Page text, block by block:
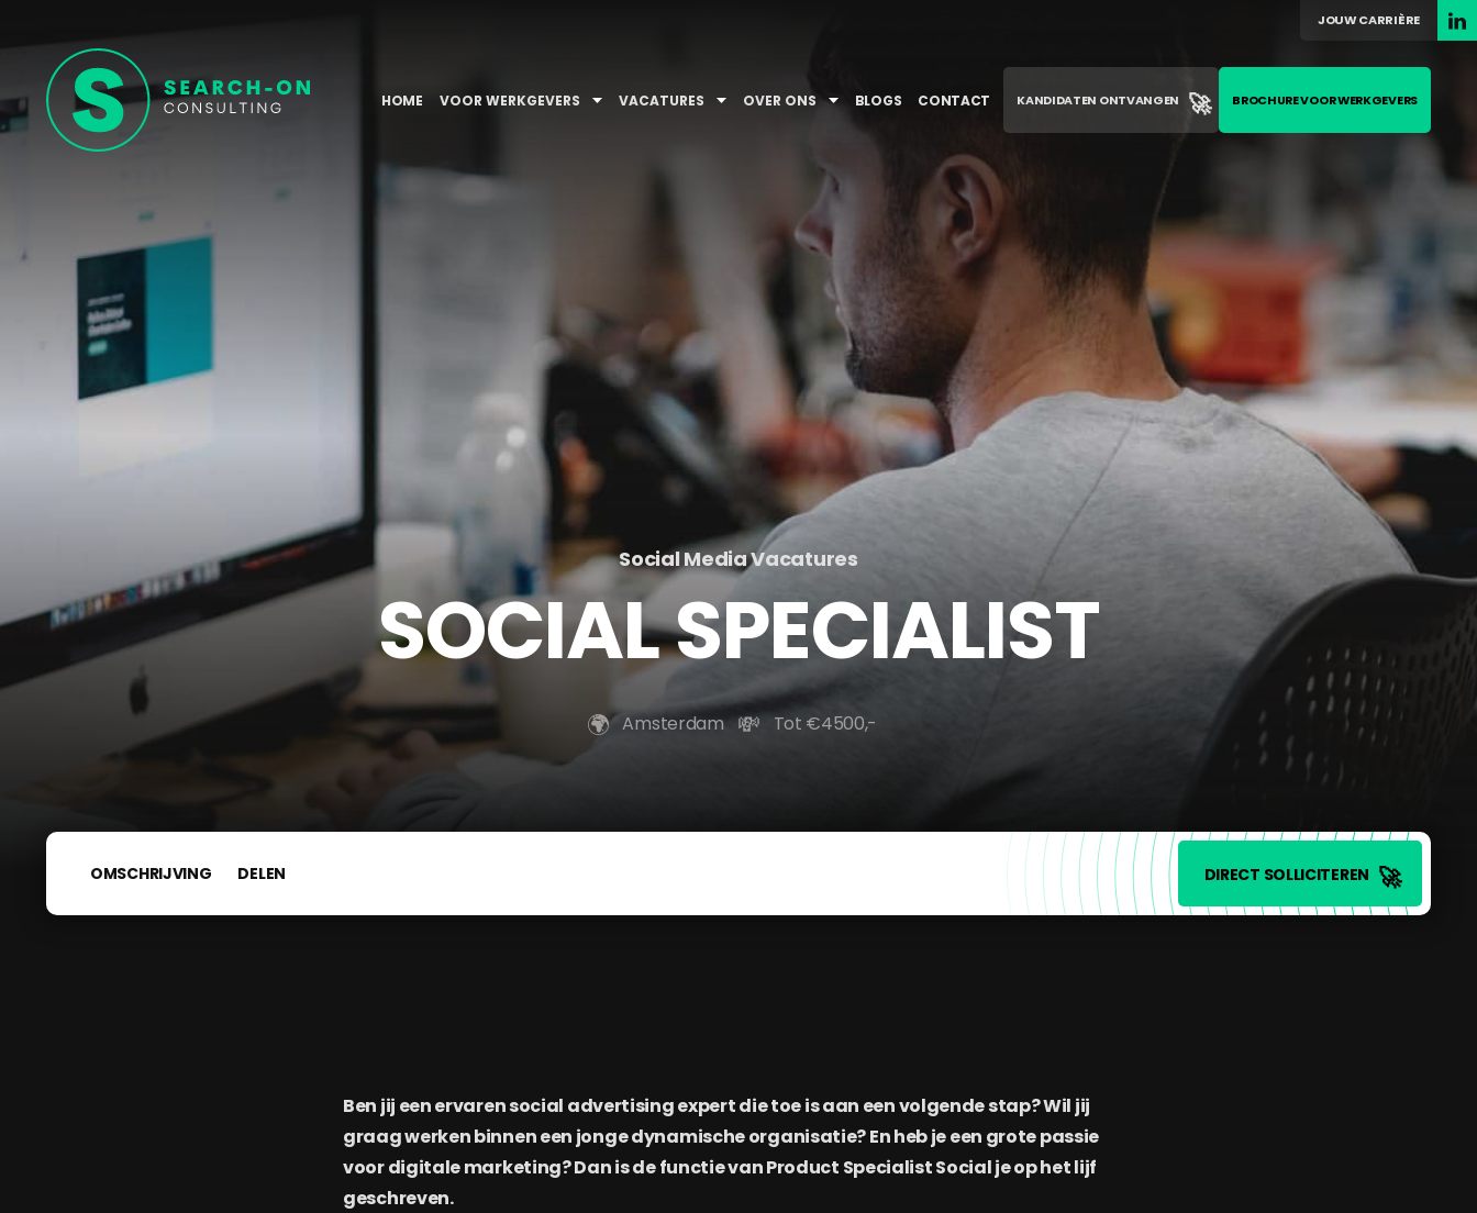
HOME VOOR WERKGEVERS VACATURES OVER ONS BLOGS CONTACT
JOUW CARRIÈRE
KANDIDATEN ONTVANGEN 🚀 BROCHURE VOOR WERKGEVERS
Social Media Vacatures
SOCIAL SPECIALIST
🌍️ Amsterdam 💸 Tot €4500,-
OMSCHRIJVING DELEN DIRECT SOLLICITEREN 🚀
Ben jij een ervaren social advertising expert die toe is aan een volgende stap? Wil jij
graag werken binnen een jonge dynamische organisatie? En heb je een grote passie
voor digitale marketing? Dan is de functie van Product Specialist Social je op het lijf
geschreven.